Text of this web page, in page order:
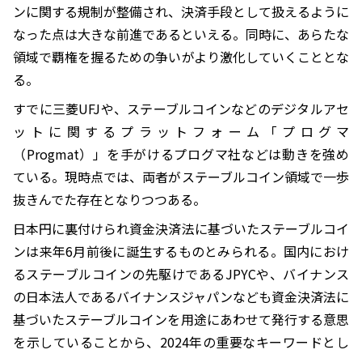
ンに関する規制が整備され、決済手段として扱えるように
なった点は大きな前進であるといえる。同時に、あらたな
領域で覇権を握るための争いがより激化していくこととな
る。
すでに三菱UFJや、ステーブルコインなどのデジタルアセ
ットに関するプラットフォーム「プログマ
（Progmat）」を手がけるプログマ社などは動きを強め
ている。現時点では、両者がステーブルコイン領域で一歩
抜きんでた存在となりつつある。
日本円に裏付けられ資金決済法に基づいたステーブルコイ
ンは来年6月前後に誕生するものとみられる。国内におけ
るステーブルコインの先駆けであるJPYCや、バイナンス
の日本法人であるバイナンスジャパンなども資金決済法に
基づいたステーブルコインを用途にあわせて発行する意思
を示していることから、2024年の重要なキーワードとし